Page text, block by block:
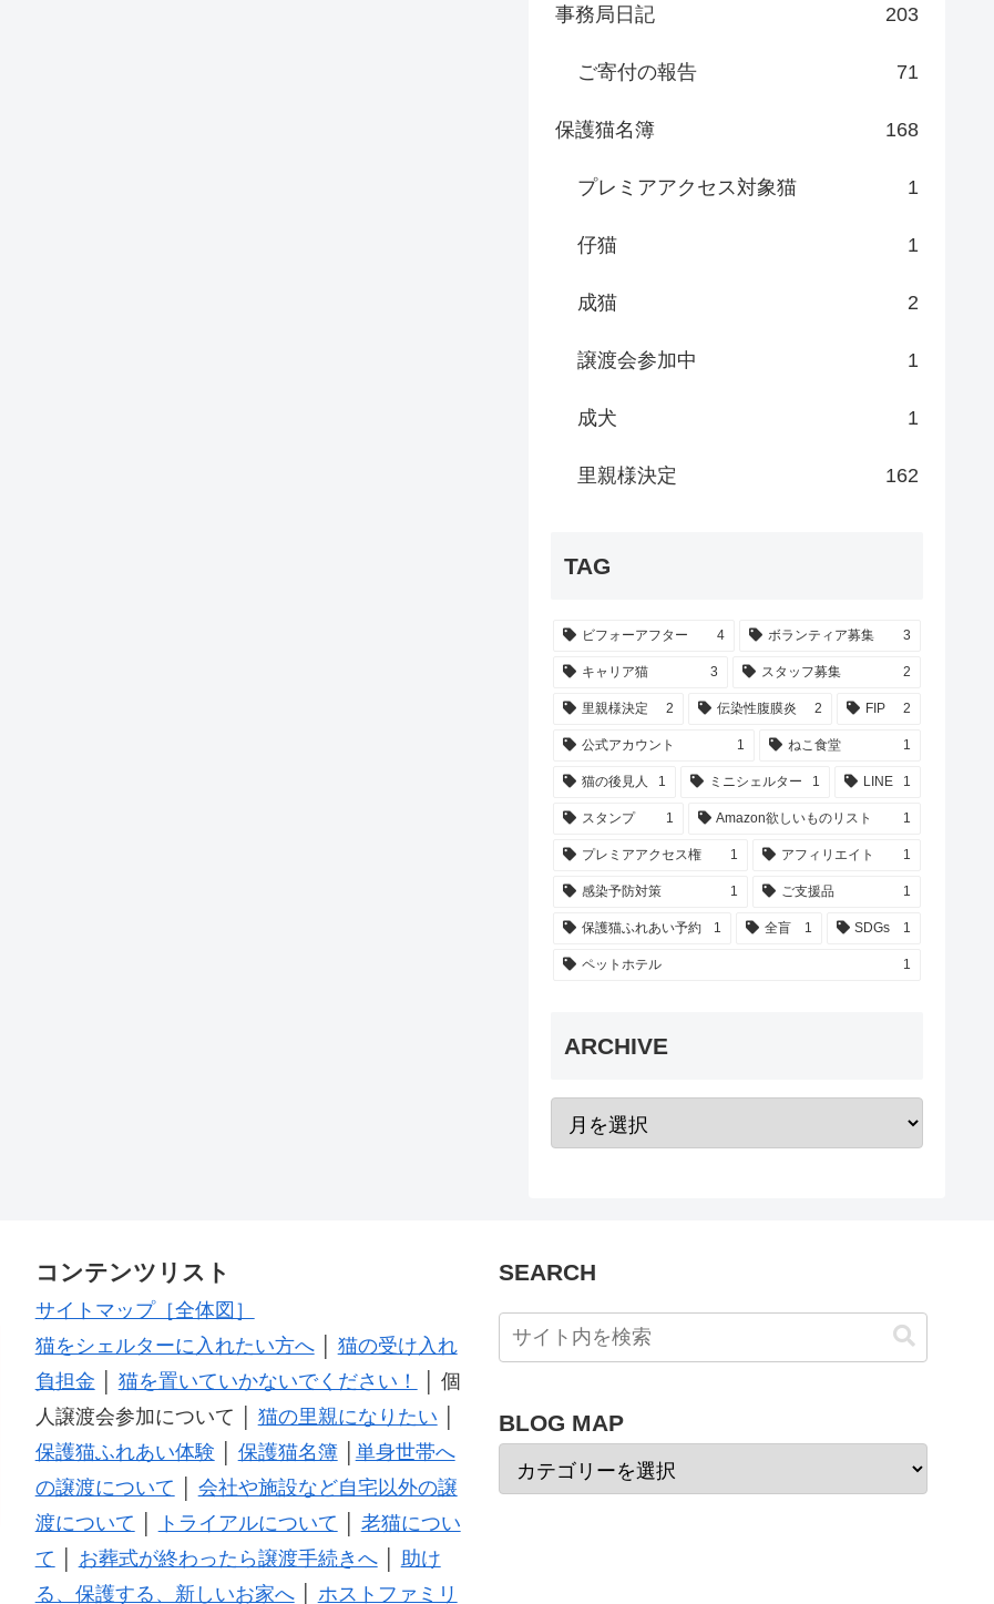
事務局日記 203
ご寄付の報告 71
保護猫名簿 168
プレミアアクセス対象猫 1
仔猫 1
成猫 2
譲渡会参加中 1
成犬 1
里親様決定 162
TAG
ビフォーアフター 4 ボランティア募集 3
キャリア猫 3 スタッフ募集 2
里親様決定 2 伝染性腹膜炎 2 FIP 2
公式アカウント 1 ねこ食堂 1
猫の後見人 1 ミニシェルター 1 LINE 1
スタンプ 1 Amazon欲しいものリスト 1
プレミアアクセス権 1 アフィリエイト 1
感染予防対策 1 ご支援品 1
保護猫ふれあい予約 1 全盲 1 SDGs 1
ペットホテル 1
ARCHIVE
コンテンツリスト
サイトマップ［全体図］
猫をシェルターに入れたい方へ│ 猫の受け入れ
負担金
猫を置いていかないでください！
│ 個
人譲渡会参加について │ 猫の里親になりたい
保護猫ふれあい体験
保護猫名簿│ 単身世帯へ
の譲渡について
会社や施設など自宅以外の譲
渡について
トライアルについて
老猫につい
て
お葬式が終わったら譲渡手続きへ│
助け
る、保護する、新しいお家へ│ ホストファミリ
SEARCH
BLOG MAP